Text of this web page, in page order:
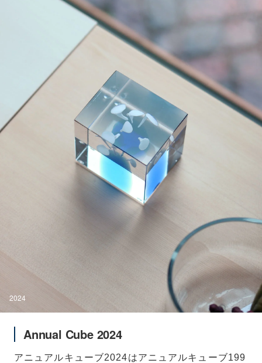
2024
Annual Cube 2024
アニュアルキューブ2024はアニュアルキューブ199